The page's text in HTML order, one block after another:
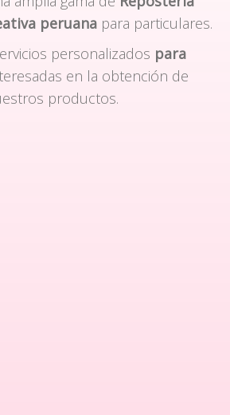
peruanapara particulares.
personalizados para
en la obtención de
productos.